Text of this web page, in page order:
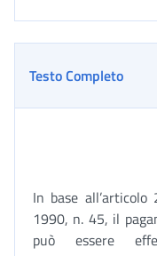
Testo Completo
In base
1990, n. 45, il
può essere